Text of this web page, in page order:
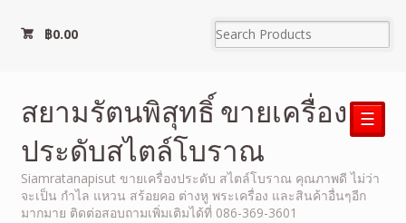
฿0.00
สยามรัตนพิสุทธิ์ ขายเครื่อง
ประดับสไตล์โบราณ
Siamratanapisut ขายเครื่องประดับ สไตล์โบราณ คุณภาพดี ไม่ว่า
จะเป็น กำไล แหวน สร้อยคอ ต่างหู พระเครื่อง และสินค้าอื่นๆอีก
มากมาย ติดต่อสอบถามเพิ่มเติมได้ที่ 086-369-3601
☰